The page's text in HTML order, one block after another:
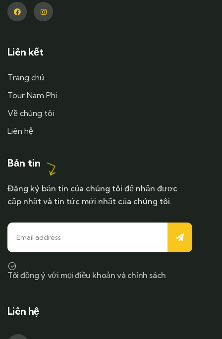
Liên kết
Trang chủ
Tour Nam Phi
Về chúng tôi
Liên hệ
Bản tin
Đăng ký bản tin của chúng tôi để nhận được
cập nhật và tin tức mới nhất của chúng tôi.
Tôi đồng ý với mọi điều khoản và chính sách
Liên hệ